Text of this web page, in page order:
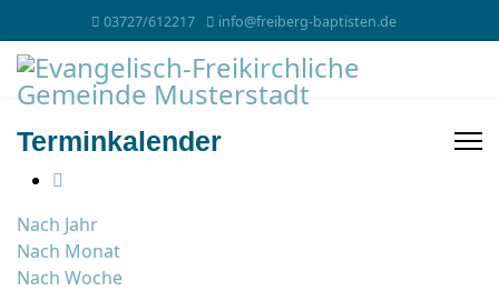
03727/612217 info@freiberg-baptisten.de
Terminkalender
Nach Jahr
Nach Monat
Nach Woche